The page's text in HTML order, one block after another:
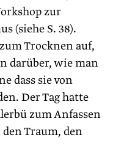
zur
(siehe S. 38).
Trocknen auf,
darüber, wie man
dass sie von
Der Tag hatte
zum Anfassen
den Traum, den